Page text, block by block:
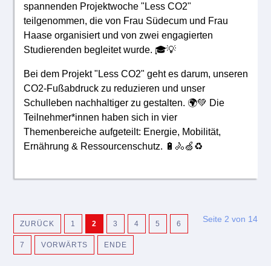
spannenden Projektwoche "Less CO2"
teilgenommen, die von Frau Südecum und Frau
Haase organisiert und von zwei engagierten
Studierenden begleitet wurde. 🎓💡
Bei dem Projekt "Less CO2" geht es darum, unseren
CO2-Fußabdruck zu reduzieren und unser
Schulleben nachhaltiger zu gestalten. 🌍💚 Die
Teilnehmer*innen haben sich in vier
Themenbereiche aufgeteilt: Energie, Mobilität,
Ernährung & Ressourcenschutz. 🔋🚴🍏♻️
Seite 2 von 14
ZURÜCK 1 2 3 4 5 6
7 VORWÄRTS ENDE